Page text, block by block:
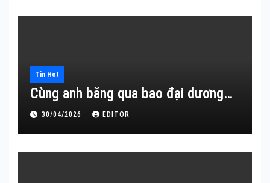
Tin Hot
Cùng anh băng qua bao đại dương…
30/04/2026 EDITOR